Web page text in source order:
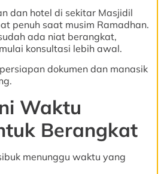
dan hotel di sekitar Masjidil
penuh saat musim Ramadhan.
ada niat berangkat,
konsultasi lebih awal.
dokumen dan manasik
Waktu
Berangkat
menunggu waktu yang